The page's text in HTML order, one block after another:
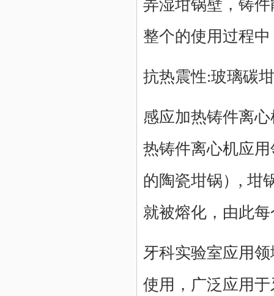
弄湿坩锅壁，铸
整个的使用过程
抗热震性:玻璃碳
感应加热铸件离
热铸件离心机应
的陶瓷坩锅）, 坩
就被熔化，由此
牙科实验室应用领
使用，广泛应用